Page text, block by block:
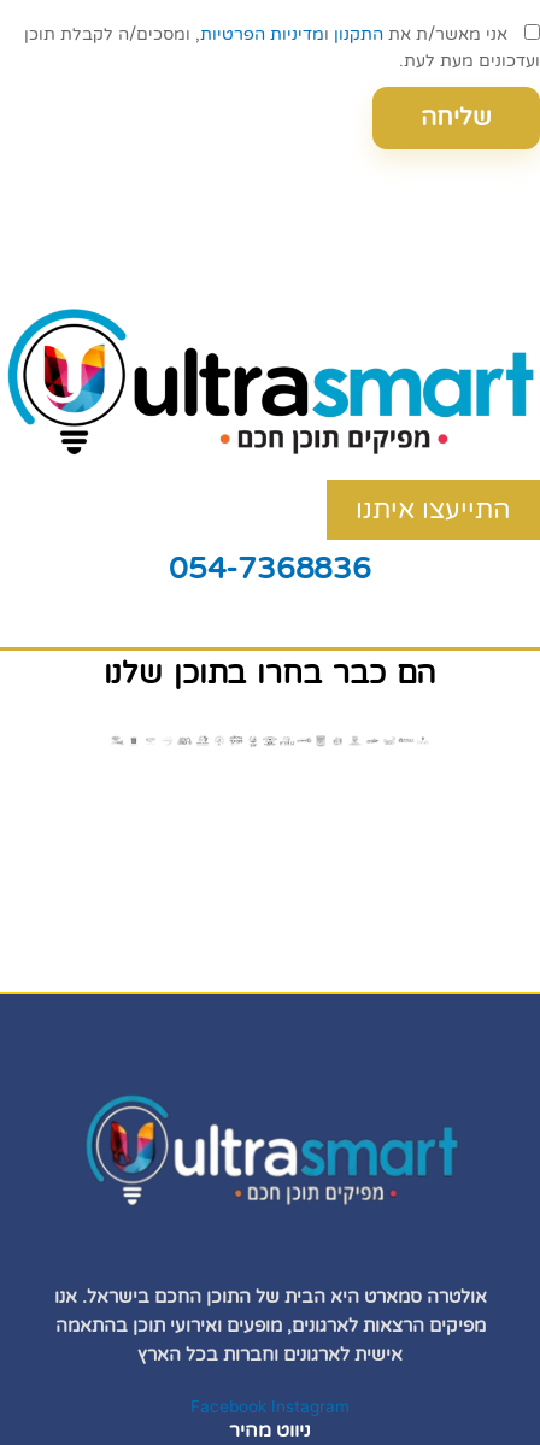
אני מאשר/ת את התקנון ומדיניות הפרטיות, ומסכים/ה לקבלת תוכן
ועדכונים מעת לעת.
שליחה
התייעצו איתנו
054-7368836
הם כבר בחרו בתוכן שלנו
אולטרה סמארט היא הבית של התוכן החכם בישראל. אנו
מפיקים הרצאות לארגונים, מופעים ואירועי תוכן בהתאמה
אישית לארגונים וחברות בכל הארץ
Facebook Instagram
ניווט מהיר